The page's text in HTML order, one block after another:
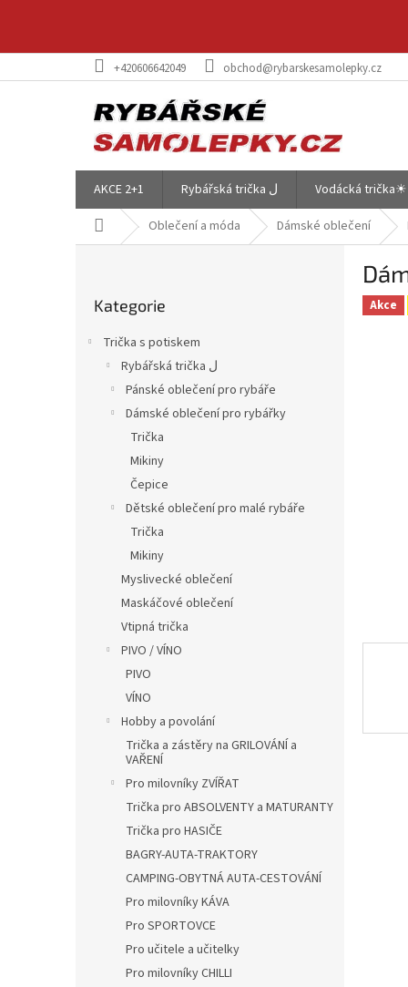
+420606642049 obchod@rybarskesamolepky.cz
AKCE 2+1 Rybářská trička ل
Vodácká trička☀
Domů Oblečení a móda Dámské oblečení
kategorie
Kategorie
Trička s potiskem
Rybářská trička ل
Pánské oblečení pro rybáře
Dámské oblečení pro rybářky
Trička
Mikiny
Čepice
Dětské oblečení pro malé rybáře
Trička
Mikiny
Myslivecké oblečení
Maskáčové oblečení
Vtipná trička
PIVO / VÍNO
PIVO
VÍNO
Hobby a povolání
Trička a zástěry na GRILOVÁNÍ a
VAŘENÍ
Pro milovníky ZVÍŘAT
Trička pro ABSOLVENTY a MATURANTY
Trička pro HASIČE
BAGRY-AUTA-TRAKTORY
CAMPING-OBYTNÁ AUTA-CESTOVÁNÍ
Pro milovníky KÁVA
Pro SPORTOVCE
Pro učitele a učitelky
Pro milovníky CHILLI
Akce